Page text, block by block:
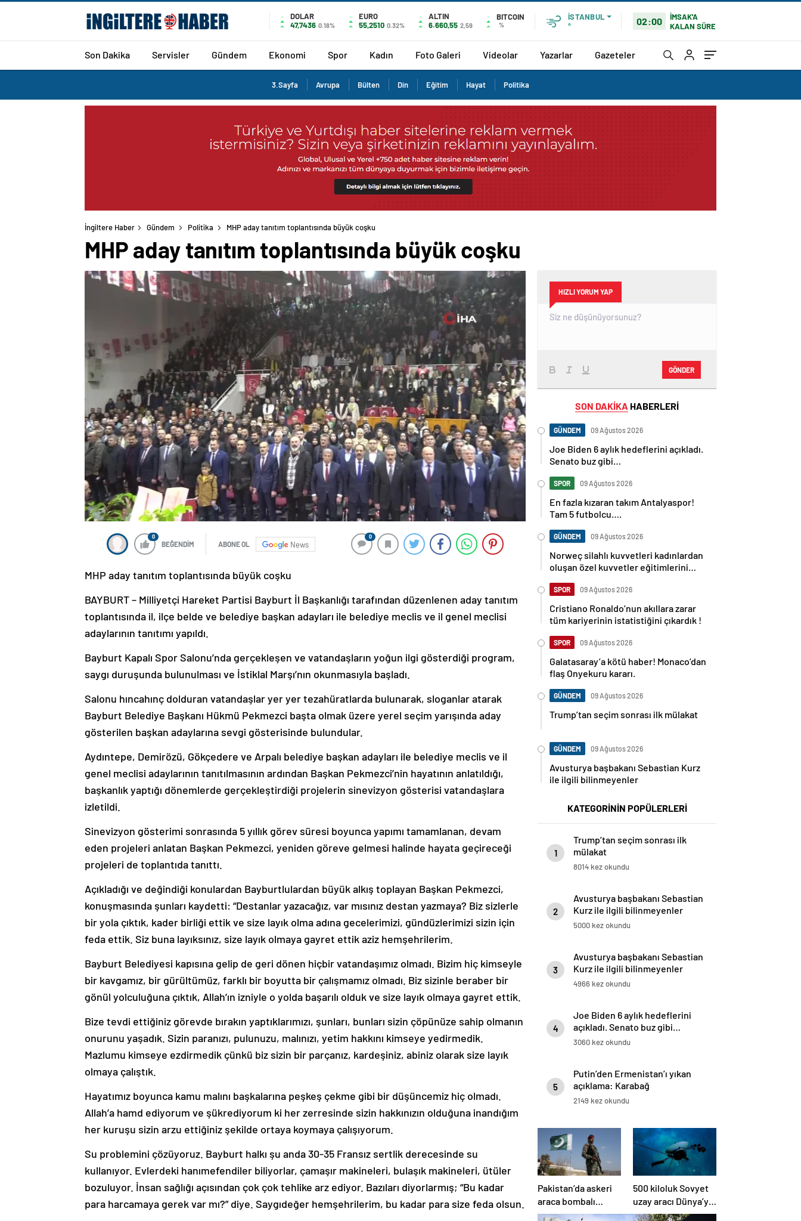
DOLAR
47,7436 0.18%
EURO
55,2510 0.32%
ALTIN
6.660,55 2,59
BITCOIN
%
İSTANBUL
°
02:00
İMSAK'A
KALAN SÜRE
Son Dakika Servisler Gündem Ekonomi Spor Kadın Foto Galeri Videolar Yazarlar Gazeteler
3.Sayfa Avrupa Bülten Din Eğitim Hayat Politika
İngiltere Haber Gündem Politika MHP aday tanıtım toplantısında büyük coşku
MHP aday tanıtım toplantısında büyük coşku
0
BEĞENDİM ABONE OL News
0
MHP aday tanıtım toplantısında büyük coşku
BAYBURT – Milliyetçi Hareket Partisi Bayburt İl Başkanlığı tarafından düzenlenen aday tanıtım
toplantısında il, ilçe belde ve belediye başkan adayları ile belediye meclis ve il genel meclisi
adaylarının tanıtımı yapıldı.
Bayburt Kapalı Spor Salonu’nda gerçekleşen ve vatandaşların yoğun ilgi gösterdiği program,
saygı duruşunda bulunulması ve İstiklal Marşı’nın okunmasıyla başladı.
Salonu hıncahınç dolduran vatandaşlar yer yer tezahüratlarda bulunarak, sloganlar atarak
Bayburt Belediye Başkanı Hükmü Pekmezci başta olmak üzere yerel seçim yarışında aday
gösterilen başkan adaylarına sevgi gösterisinde bulundular.
Aydıntepe, Demirözü, Gökçedere ve Arpalı belediye başkan adayları ile belediye meclis ve il
genel meclisi adaylarının tanıtılmasının ardından Başkan Pekmezci’nin hayatının anlatıldığı,
başkanlık yaptığı dönemlerde gerçekleştirdiği projelerin sinevizyon gösterisi vatandaşlara
izletildi.
Sinevizyon gösterimi sonrasında 5 yıllık görev süresi boyunca yapımı tamamlanan, devam
eden projeleri anlatan Başkan Pekmezci, yeniden göreve gelmesi halinde hayata geçireceği
projeleri de toplantıda tanıttı.
Açıkladığı ve değindiği konulardan Bayburtlulardan büyük alkış toplayan Başkan Pekmezci,
konuşmasında şunları kaydetti: “Destanlar yazacağız, var mısınız destan yazmaya? Biz sizlerle
bir yola çıktık, kader birliği ettik ve size layık olma adına gecelerimizi, gündüzlerimizi sizin için
feda ettik. Siz buna layıksınız, size layık olmaya gayret ettik aziz hemşehrilerim.
Bayburt Belediyesi kapısına gelip de geri dönen hiçbir vatandaşımız olmadı. Bizim hiç kimseyle
bir kavgamız, bir gürültümüz, farklı bir boyutta bir çalışmamız olmadı. Biz sizinle beraber bir
gönül yolculuğuna çıktık, Allah’ın izniyle o yolda başarılı olduk ve size layık olmaya gayret ettik.
Bize tevdi ettiğiniz görevde bırakın yaptıklarımızı, şunları, bunları sizin çöpünüze sahip olmanın
onurunu yaşadık. Sizin paranızı, pulunuzu, malınızı, yetim hakkını kimseye yedirmedik.
Mazlumu kimseye ezdirmedik çünkü biz sizin bir parçanız, kardeşiniz, abiniz olarak size layık
olmaya çalıştık.
Hayatımız boyunca kamu malını başkalarına peşkeş çekme gibi bir düşüncemiz hiç olmadı.
Allah’a hamd ediyorum ve şükrediyorum ki her zerresinde sizin hakkınızın olduğuna inandığım
her kuruşu sizin arzu ettiğiniz şekilde ortaya koymaya çalışıyorum.
Su problemini çözüyoruz. Bayburt halkı şu anda 30-35 Fransız sertlik derecesinde su
kullanıyor. Evlerdeki hanımefendiler biliyorlar, çamaşır makineleri, bulaşık makineleri, ütüler
bozuluyor. İnsan sağlığı açısından çok çok tehlike arz ediyor. Bazıları diyorlarmış; “Bu kadar
para harcamaya gerek var mı?” diye. Saygıdeğer hemşehrilerim, bu kadar para size feda olsun.
HIZLI YORUM YAP
GÖNDER
SON DAKİKA HABERLERİ
GÜNDEM 09 Ağustos 2026
Joe Biden 6 aylık hedeflerini açıkladı.
Senato buz gibi…
SPOR 09 Ağustos 2026
En fazla kızaran takım Antalyaspor!
Tam 5 futbolcu….
GÜNDEM 09 Ağustos 2026
Norweç silahlı kuvvetleri kadınlardan
oluşan özel kuvvetler eğitimlerini
SPOR 09 Ağustos 2026
Cristiano Ronaldo’nun akıllara zarar
tüm kariyerinin istatistiğini çıkardık !
SPOR 09 Ağustos 2026
Galatasaray’a kötü haber! Monaco’dan
flaş Onyekuru kararı.
GÜNDEM 09 Ağustos 2026
Trump’tan seçim sonrası ilk mülakat
GÜNDEM 09 Ağustos 2026
Avusturya başbakanı Sebastian Kurz
ile ilgili bilinmeyenler
KATEGORİNİN POPÜLERLERİ
1
Trump’tan seçim sonrası ilk
mülakat
8014 kez okundu
2
Avusturya başbakanı Sebastian
Kurz ile ilgili bilinmeyenler
5000 kez okundu
3
Avusturya başbakanı Sebastian
Kurz ile ilgili bilinmeyenler
4966 kez okundu
4
Joe Biden 6 aylık hedeflerini
açıkladı. Senato buz gibi…
3060 kez okundu
5
Putin’den Ermenistan’ı yıkan
açıklama: Karabağ
Azerbaycan’ın ayrılmaz bir
2149 kez okundu
Pakistan’da askeri
araca bombalı
saldırı düzenlendi
500 kiloluk Sovyet
uzay aracı Dünya’ya
düşüyor: Türkiye de